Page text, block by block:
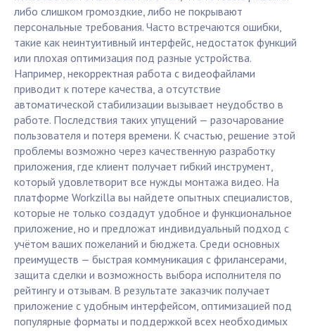
либо слишком громоздкие, либо не покрывают
персональные требования. Часто встречаются ошибки,
такие как неинтуитивный интерфейс, недостаток функций
или плохая оптимизация под разные устройства.
Например, некорректная работа с видеофайлами
приводит к потере качества, а отсутствие
автоматической стабилизации вызывает неудобство в
работе. Последствия таких упущений — разочарование
пользователя и потеря времени. К счастью, решение этой
проблемы возможно через качественную разработку
приложения, где клиент получает гибкий инструмент,
который удовлетворит все нужды монтажа видео. На
платформе Workzilla вы найдете опытных специалистов,
которые не только создадут удобное и функциональное
приложение, но и предложат индивидуальный подход с
учётом ваших пожеланий и бюджета. Среди основных
преимуществ — быстрая коммуникация с фрилансерами,
защита сделки и возможность выбора исполнителя по
рейтингу и отзывам. В результате заказчик получает
приложение с удобным интерфейсом, оптимизацией под
популярные форматы и поддержкой всех необходимых